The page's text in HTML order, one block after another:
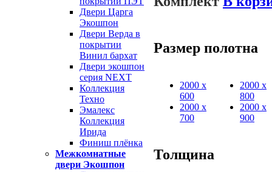
Двери Царга
Экошпон
Двери Верда в
покрытии
Винил бархат
Двери экошпон
серия NEXT
Коллекция
Техно
Эмалекс
Коллекция
Ирида
Финиш плёнка
Межкомнатные
двери Экошпон
Размер полотна
2000 х
600
2000 х
700
2000 х
800
2000 х
900
Толщина